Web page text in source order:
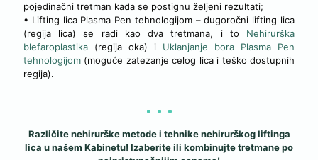
pojedinačni tretman kada se postignu željeni rezultati;
• Lifting lica Plasma Pen tehnologijom – dugoročni lifting lica
(regija lica) se radi kao dva tretmana, i to Nehirurška
blefaroplastika (regija oka) i Uklanjanje bora Plasma Pen
tehnologijom (moguće zatezanje celog lica i teško dostupnih
regija).
Različite nehirurške metode i tehnike nehirurškog liftinga
lica u našem Kabinetu! Izaberite ili kombinujte tretmane po